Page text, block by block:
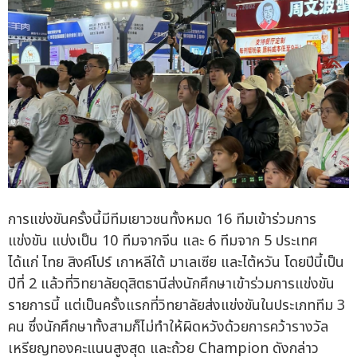
การแข่งขันครั้งนี้มีทีมเยาวชนทั้งหมด 16 ทีมเข้าร่วมการ
แข่งขัน แบ่งเป็น 10 ทีมจากจีน และ 6 ทีมจาก 5 ประเทศ
ได้แก่ ไทย สิงค์โปร์ เกาหลีใต้ มาเลเซีย และไต้หวัน โดยปีนี้เป็น
ปีที่ 2 แล้วที่วิทยาลัยดุสิตธานีส่งนักศึกษาเข้าร่วมการแข่งขัน
รายการนี้ แต่เป็นครั้งแรกที่วิทยาลัยส่งแข่งขันในประเภททีม 3
คน ซึ่งนักศึกษาทั้งสามก็ไม่ทำให้ผิดหวังด้วยการคว้ารางวัล
เหรียญทองคะแนนสูงสุด และถ้วย Champion ดังกล่าว